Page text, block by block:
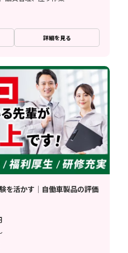
詳細を見る
を活かす｜自働車製品の評価